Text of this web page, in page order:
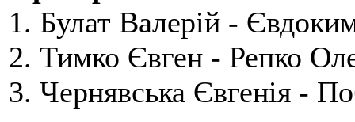
1. Булат Валерій -
2. Тимко Євген - Репко
3. Чернявська Євгенія -